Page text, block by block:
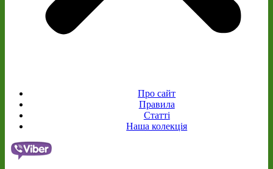
Про сайт
Правила
Статті
Наша колекція